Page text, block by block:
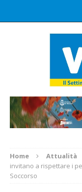
Home Attualità
invitano a rispettare i
Soccorso